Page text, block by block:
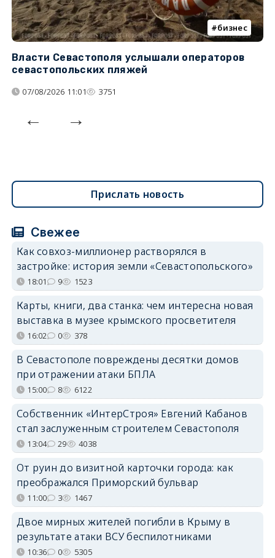
бизнес
Власти Севастополя услышали операторов
севастопольских пляжей
07/08/2026 11:01 3751
Прислать новость
Свежее
Как совхоз-миллионер растворялся в
застройке: история земли «Севастопольского»
18:01 9 1523
Карты, книги, два станка: чем интересна новая
выставка в музее крымского просветителя
16:02 0 378
В Севастополе повреждены десятки домов
при отражении атаки БПЛА
15:00 8 6122
Собственник «ИнтерСтроя» Евгений Кабанов
стал заслуженным строителем Севастополя
13:04 29 4038
От руин до визитной карточки города: как
преображался Приморский бульвар
11:00 3 1467
Двое мирных жителей погибли в Крыму в
результате атаки ВСУ беспилотниками
10:36 0 5305